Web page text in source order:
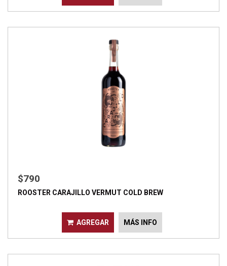
$790
ROOSTER CARAJILLO VERMUT COLD BREW
AGREGAR MÁS INFO